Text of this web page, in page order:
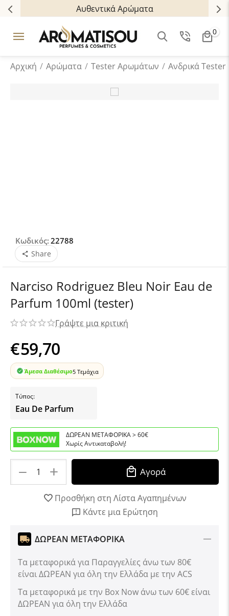
Αυθεντικά Αρώματα
0
Αρχική / Αρώματα / Tester Aρωμάτων / Ανδρικά Tester
Κωδικός: 22788
Share
Narciso Rodriguez Bleu Noir Eau de
Parfum 100ml (tester)
Γράψτε μια κριτική
€59,70
Άμεσα Διαθέσιμο5 Τεμάχια
Τύπος:
Eau De Parfum
ΔΩΡΕΑΝ ΜΕΤΑΦΟΡΙΚΑ > 60€
Χωρίς Αντικαταβολή!
+
− Αγορά
Προσθήκη στη Λίστα Αγαπημένων
Κάντε μια Ερώτηση
ΔΩΡΕΑΝ ΜΕΤΑΦΟΡΙΚΑ
Τα μεταφορικά για Παραγγελίες άνω των 80€
είναι ΔΩΡΕΑΝ για όλη την Ελλάδα με την ACS
Tα μεταφορικά με την Box Now άνω των 60€ είναι
ΔΩΡΕΑΝ για όλη την Ελλάδα